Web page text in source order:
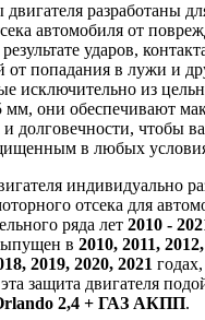
разработаны
автомобиля от
ударов,
от попадания в лужи и
исключительно из
они обеспечивают
и долговечности, чтобы
в любых
индивидуально
отсека для
ряда лет 2010 -
в 2010, 2011,
2019, 2020, 2021
защита двигателя
2,4 + ГАЗ АКПП.